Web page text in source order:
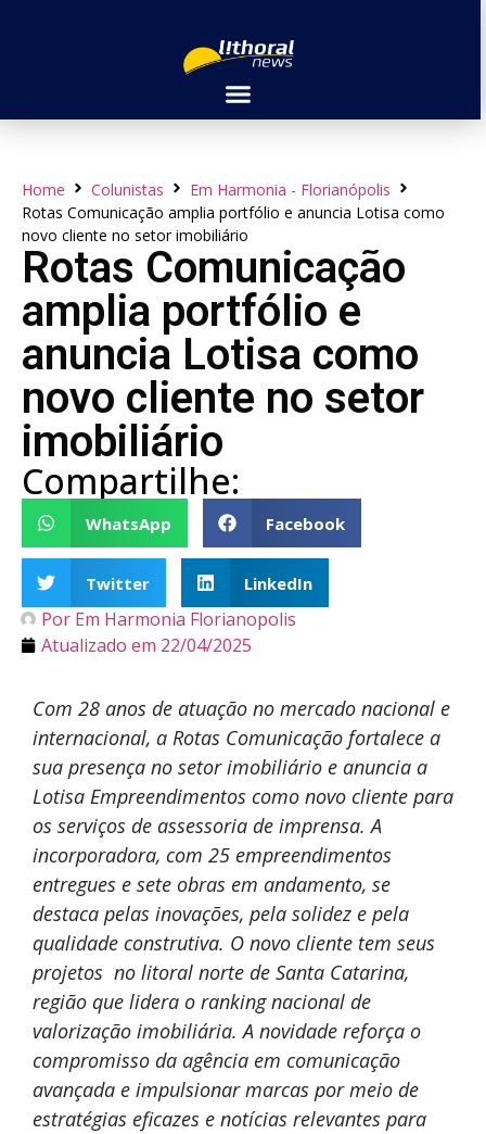
Home Colunistas
Em Harmonia - Florianópolis
Rotas Comunicação amplia portfólio e anuncia Lotisa como
novo cliente no setor imobiliário
Rotas Comunicação
amplia portfólio e
anuncia Lotisa como
novo cliente no setor
imobiliário
Compartilhe:
WhatsApp Facebook
Twitter LinkedIn
Por Em Harmonia Florianopolis
Atualizado em 22/04/2025
Com 28 anos de atuação no mercado nacional e
internacional, a Rotas Comunicação fortalece a
sua presença no setor imobiliário e anuncia a
Lotisa Empreendimentos como novo cliente para
os serviços de assessoria de imprensa. A
incorporadora, com 25 empreendimentos
entregues e sete obras em andamento, se
destaca pelas inovações, pela solidez e pela
qualidade construtiva. O novo cliente tem seus
projetos no litoral norte de Santa Catarina,
região que lidera o ranking nacional de
valorização imobiliária. A novidade reforça o
compromisso da agência em comunicação
avançada e impulsionar marcas por meio de
estratégias eficazes e notícias relevantes para